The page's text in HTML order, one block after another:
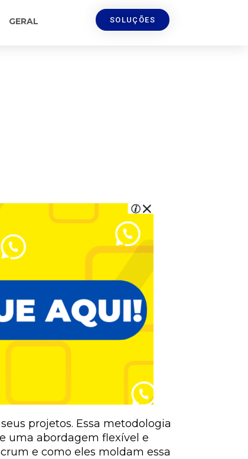
GERAL SOLUÇÕES
projetos. Essa metodologia
uma abordagem flexível e
e como eles moldam essa